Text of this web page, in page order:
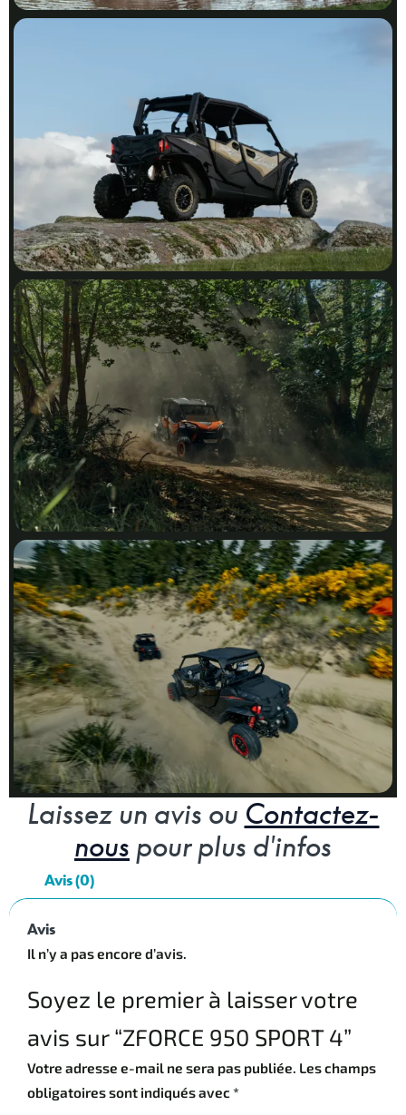
Laissez un avis ou Contactez-
nous pour plus d'infos
Avis (0)
Avis
Il n’y a pas encore d’avis.
Soyez le premier à laisser votre
avis sur “ZFORCE 950 SPORT 4”
Votre adresse e-mail ne sera pas publiée. Les champs
obligatoires sont indiqués avec *